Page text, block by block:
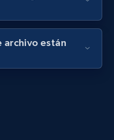
rating, Product
max, Rating,
Prueba gratuita
Create time, Digg
archivo están